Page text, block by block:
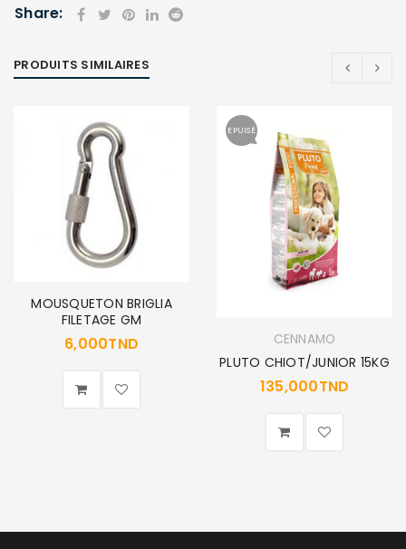
Share:
PRODUITS SIMILAIRES
MOUSQUETON BRIGLIA
FILETAGE GM
6,000TND
EPUISÉ
CENNAMO
PLUTO CHIOT/JUNIOR 15KG
135,000TND